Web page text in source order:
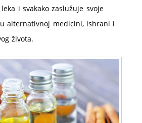
i svakako zaslužuje svoje
alternativnoj medicini, ishrani i
života.